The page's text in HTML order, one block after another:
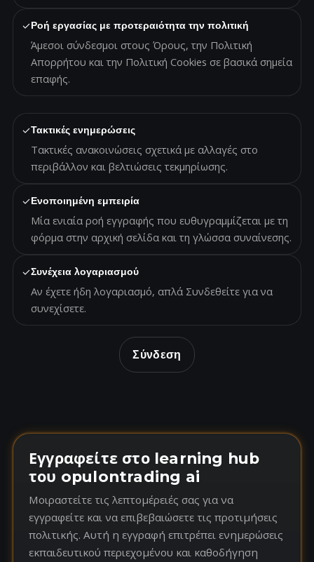
✓Ροή εργασίας με προτεραιότητα την πολιτική
Άμεσοι σύνδεσμοι στους Όρους, την Πολιτική
Απορρήτου και την Πολιτική Cookies σε βασικά σημεία
επαφής.
✓Τακτικές ενημερώσεις
Τακτικές ανακοινώσεις σχετικά με αλλαγές στο
περιβάλλον και βελτιώσεις τεκμηρίωσης.
✓Ενοποιημένη εμπειρία
Μία ενιαία ροή εγγραφής που ευθυγραμμίζεται με τη
φόρμα στην αρχική σελίδα και τη γλώσσα συναίνεσης.
✓Συνέχεια λογαριασμού
Αν έχετε ήδη λογαριασμό, απλά Συνδεθείτε για να
συνεχίσετε.
Σύνδεση
Εγγραφείτε στο learning hub
του opulontrading ai
Μοιραστείτε τις λεπτομέρειές σας για να
εγγραφείτε και να επιβεβαιώσετε τις προτιμήσεις
πολιτικής. Αυτή η εγγραφή επιτρέπει ενημερώσεις
εκπαιδευτικού περιεχομένου και καθοδήγηση